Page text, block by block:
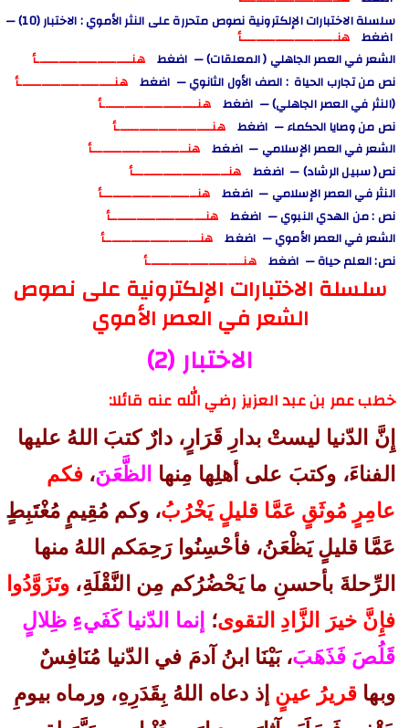
سلسلة الاختبارات الإلكترونية نصوص متحررة على النثر الأموي : الاختبار (10) —
اضغط هنـــــــــــــــــــــــــأ
الشعر في العصر الجاهلي ( المعلقات) — اضغطهنـــــــــــــــــــــــــأ
نص من تجارب الحياة : الصف الأول الثانوي — اضغطهنـــــــــــــــــــــــــأ
(النثر في العصر الجاهلي) — اضغطهنـــــــــــــــــــــــــأ
نص من وصايا الحكماء — اضغطهنـــــــــــــــــــــــــأ
الشعر في العصر الإسلامي — اضغط هنـــــــــــــــــــــــــأ
نص( سبيل الرشاد) — اضغط هنـــــــــــــــــــــــــأ
النثر في العصر الإسلامي — اضغط هنـــــــــــــــــــــــــأ
نص : من الهدي النبوي — اضغط هنـــــــــــــــــــــــــأ
الشعر في العصر الأموي — اضغط هنـــــــــــــــــــــــــأ
نص: العلم حياة — اضغطهنـــــــــــــــــــــــــأ
سلسلة الاختبارات الإلكترونية على نصوص
الشعر في العصر الأموي
الاختبار (2)
خطب عمر بن عبد العزيز رضي الله عنه قائلا:
إِنَّ الدّنيا ليستْ بدارِ قَرَارٍ، دارٌ كتبَ اللهُ عليها
الفناءَ، وكتبَ على أهلِها مِنها الظَّعَنَ،فكم
عامِرٍ مُوثَقٍ عَمَّا قليلٍ يَخْرُبُ، وكم مُقِيمٍ مُغْتَبِطٍ
عَمَّا قليلٍ يَظْعَنُ، فأحْسِنُوا رَحِمَكم اللهُ منها
الرِّحلةَ بأحسنِ ما يَحْضُرُكم مِن النَّقْلَةِ، وتَزَوَّدُوا
فإِنَّ خيرَ الزَّادِ التقوى؛ إنما الدّنيا كَفَيءِ ظِلالٍ
قَلُصَ فَذَهَبَ، بَيْنَا ابنُ آدمَ في الدّنيا مُنَافِسٌ
وبها قريرُ عينٍ إذ دعاه اللهُ بِقَدَرِهِ، ورماه بيومِ